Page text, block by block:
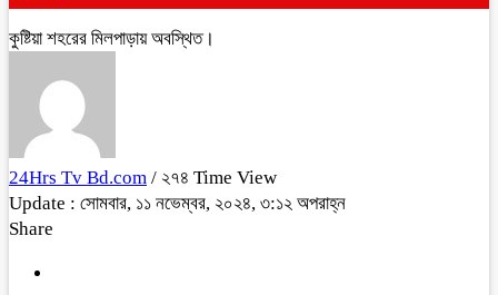
কুষ্টিয়া শহরের মিলপাড়ায় অবস্থিত।
24Hrs Tv Bd.com / ২৭৪ Time View
Update : সোমবার, ১১ নভেম্বর, ২০২৪, ৩:১২ অপরাহ্ন
Share